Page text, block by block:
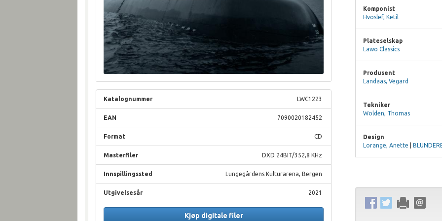
LWC1223
Katalognummer
7090020182452
EAN
CD
Format
DXD 24BIT/352,8 KHz
Masterfiler
Lungegårdens Kulturarena, Bergen
Innspillingssted
2021
Utgivelsesår
Kjøp digitale filer
Komponist
Hvoslef, Ketil
Plateselskap
Lawo Classics
Produsent
Landaas, Vegard
Tekniker
Wolden, Thomas
Design
Lorange, Anette